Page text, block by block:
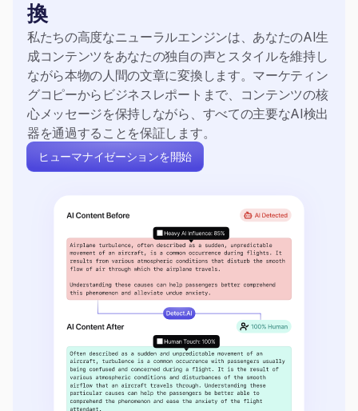
換
私たちの高度なニューラルエンジンは、あなたのAI生
成コンテンツをあなたの独自の声とスタイルを維持し
ながら本物の人間の文章に変換します。マーケティン
グコピーからビジネスレポートまで、コンテンツの核
心メッセージを保持しながら、すべての主要なAI検出
器を通過することを保証します。
ヒューマナイゼーションを開始